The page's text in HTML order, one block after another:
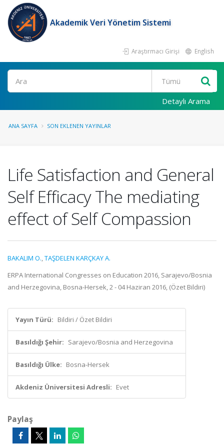
Akademik Veri Yönetim Sistemi
Araştırmacı Girişi English
Ara
Detaylı Arama
ANA SAYFA SON EKLENEN YAYINLAR
Life Satisfaction and General
Self Efficacy The mediating
effect of Self Compassion
BAKALIM O.,TAŞDELEN KARÇKAY A.
ERPA International Congresses on Education 2016, Sarajevo/Bosnia
and Herzegovina, Bosna-Hersek, 2 - 04 Haziran 2016, (Özet Bildiri)
Yayın Türü: Bildiri / Özet Bildiri
Basıldığı Şehir: Sarajevo/Bosnia and Herzegovina
Basıldığı Ülke: Bosna-Hersek
Akdeniz Üniversitesi Adresli: Evet
Paylaş